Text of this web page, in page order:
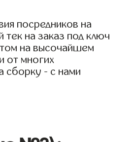
посредников на
на заказ под ключ
на высочайшем
от многих
сборку - с нами